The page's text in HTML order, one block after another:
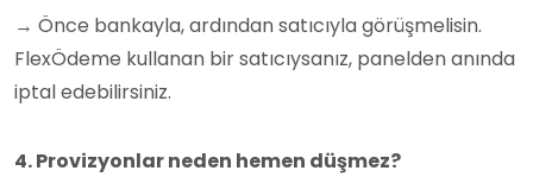
→ Önce bankayla, ardından satıcıyla görüşmelisin.
FlexÖdeme kullanan bir satıcıysanız, panelden anında
iptal edebilirsiniz.
4. Provizyonlar neden hemen düşmez?